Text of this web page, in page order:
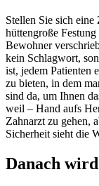
Stellen Sie sich
hüttengroße
Bewohner
kein Schlagwort,
ist, jedem Patienten
zu bieten, in dem
sind da, um Ihnen
weil – Hand aufs
Zahnarzt zu gehen,
Sicherheit sieht die
Danach